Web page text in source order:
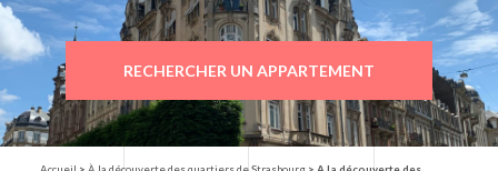
RECHERCHER UN APPARTEMENT